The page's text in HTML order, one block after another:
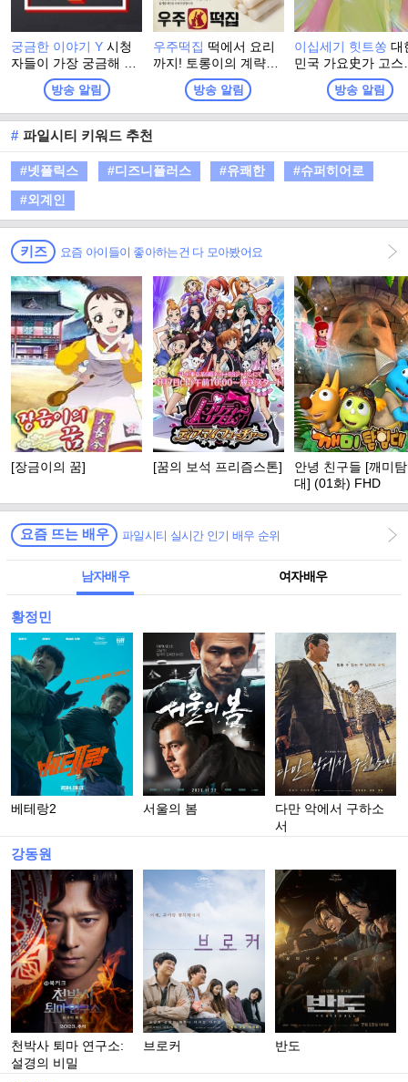
궁금한 이야기 Y시청
자들이 가장 궁금해 하
는 뉴스속의 화제, 인물
을 카메라에 담아 이야
기의 이면에 숨어있는
'WHY'를 흥미진진하게
풀어주는 프로그램
방송 알림
우주떡집 떡에서 요리
까지! 토롱이의 계략으
로 우주떡집 알바생이
된 지락이들. 본격 강제
취업 식당 노동 어드벤
방송 알림
이십세기 힛트쏭대
민국 가요史가 고스
히 담긴 KBS의 올
이팝 프로그램을 소
하고 재해석하여 대
개념 뉴트로 음악
쇼 프로그램
방송 알림
# 파일시티 키워드 추천
#넷플릭스 #디즈니플러스 #유쾌한
#슈퍼히어로
#외계인
키즈 요즘 아이들이 좋아하는건 다 모아봤어요
[장금이의 꿈] [꿈의 보석 프리즘스톤]
안녕 친구들 [깨미
대] (01화) FHD
요즘 뜨는 배우 파일시티 실시간 인기 배우 순위
남자배우 여자배우
황정민
베테랑2 서울의 봄
다만 악에서 구하소
서
강동원
천박사 퇴마 연구소:
설경의 비밀
브로커 반도